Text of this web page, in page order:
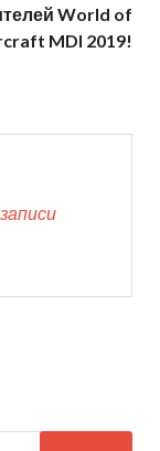
World of
MDI 2019!